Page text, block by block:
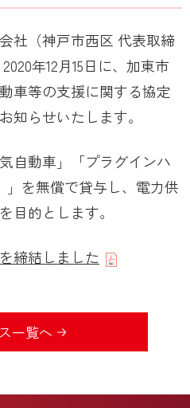
社（神戸市西区 代表取締
年12月15日に、加東市
車等の支援に関する協定
知らせいたします。
自動車」「プラグインハ
」を無償で貸与し、電力供
目的とします。
締結しました
一覧へ